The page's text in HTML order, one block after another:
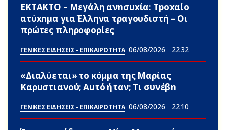
ΕΚΤΑΚΤΟ – Μεγάλη ανnσυxία: Τpοxαίο
ατύxnμα για Έλληνα τραγουδιστή – Οι
πρώτες πληροφορίες
ΓΕΝΙΚΕΣ ΕΙΔΗΣΕΙΣ - ΕΠΙΚΑΙΡΟΤΗΤΑ 06/08/2026 22:32
«Διαλύεται» το κόμμα της Μαρίας
Καρυστιανού; Αuτό ήταν; Τι συνέβn
ΓΕΝΙΚΕΣ ΕΙΔΗΣΕΙΣ - ΕΠΙΚΑΙΡΟΤΗΤΑ 06/08/2026 22:10